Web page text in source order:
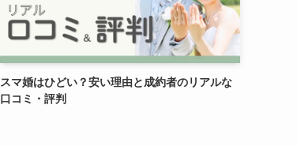
スマ婚はひどい？安い理由と成約者のリアルな
口コミ・評判